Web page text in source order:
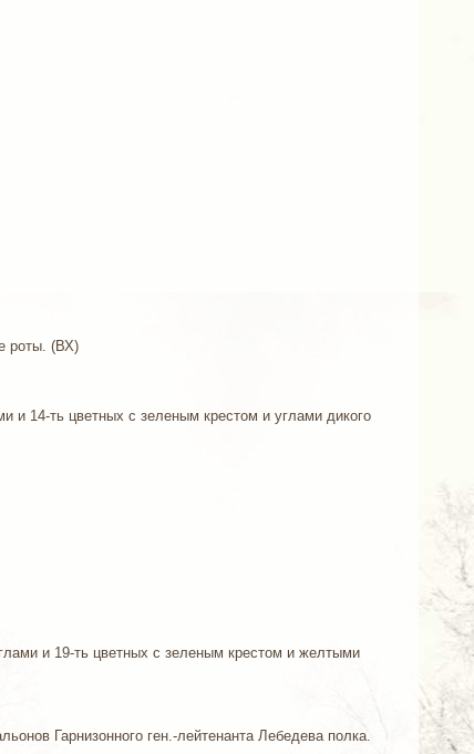
роты. (ВХ)
и 14-ть цветных с зеленым крестом и углами дикого
и 19-ть цветных с зеленым крестом и желтыми
Гарнизонного ген.-лейтенанта Лебедева полка.